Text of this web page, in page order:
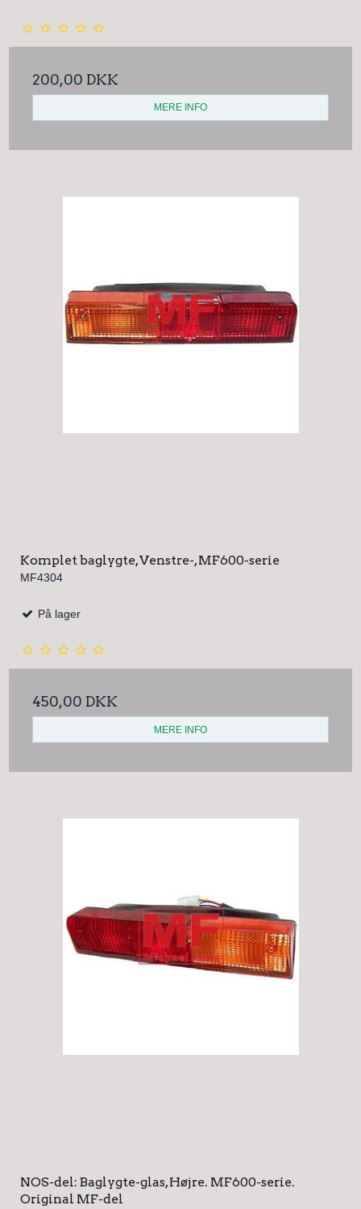
200,00 DKK
MERE INFO
Komplet baglygte, Venstre-, MF600-serie
MF4304
På lager
450,00 DKK
MERE INFO
NOS-del: Baglygte-glas, Højre. MF600-serie.
Original MF-del